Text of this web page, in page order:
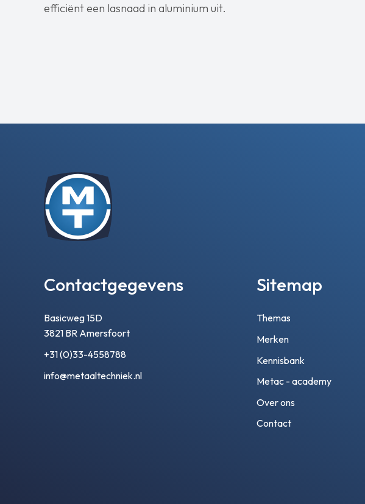
efficiënt een lasnaad in aluminium uit.
Contactgegevens
Basicweg 15D
3821 BR Amersfoort
+31 (0)33-4558788
info@metaaltechniek.nl
Sitemap
Themas
Merken
Kennisbank
Metac - academy
Over ons
Contact